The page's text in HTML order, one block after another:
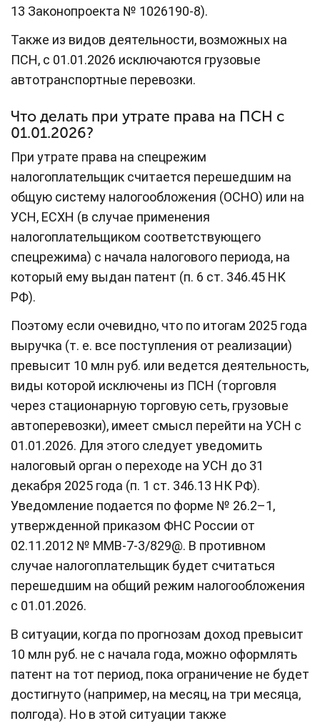
13 Законопроекта № 1026190-8).
Также из видов деятельности, возможных на
ПСН, с 01.01.2026 исключаются грузовые
автотранспортные перевозки.
Что делать при утрате права на ПСН с
01.01.2026?
При утрате права на спецрежим
налогоплательщик считается перешедшим на
общую систему налогообложения (ОСНО) или на
УСН, ЕСХН (в случае применения
налогоплательщиком соответствующего
спецрежима) с начала налогового периода, на
который ему выдан патент (п. 6 ст. 346.45 НК
РФ).
Поэтому если очевидно, что по итогам 2025 года
выручка (т. е. все поступления от реализации)
превысит 10 млн руб. или ведется деятельность,
виды которой исключены из ПСН (торговля
через стационарную торговую сеть, грузовые
автоперевозки), имеет смысл перейти на УСН с
01.01.2026. Для этого следует уведомить
налоговый орган о переходе на УСН до 31
декабря 2025 года (п. 1 ст. 346.13 НК РФ).
Уведомление подается по форме № 26.2–1,
утвержденной приказом ФНС России от
02.11.2012 № ММВ-7-3/829@. В противном
случае налогоплательщик будет считаться
перешедшим на общий режим налогообложения
с 01.01.2026.
В ситуации, когда по прогнозам доход превысит
10 млн руб. не с начала года, можно оформлять
патент на тот период, пока ограничение не будет
достигнуто (например, на месяц, на три месяца,
полгода). Но в этой ситуации также